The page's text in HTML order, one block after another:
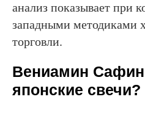
анализ показывает при
западными методиками
торговли.
Вениамин Сафин
японские свечи?